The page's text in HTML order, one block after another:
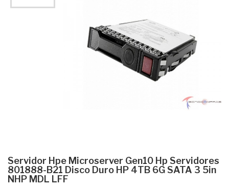
Servidor Hpe Microserver Gen10 Hp Servidores
801888-B21 Disco Duro HP 4TB 6G SATA 3 5in
NHP MDL LFF